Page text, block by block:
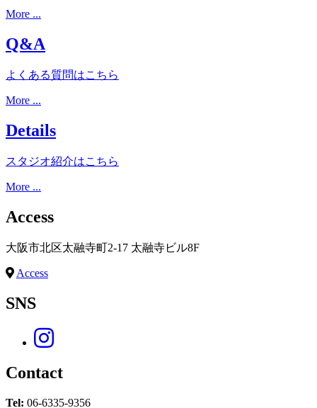
More ...
Q&A
よくある質問はこちら
More ...
Details
スタジオ紹介はこちら
More ...
Access
大阪市北区太融寺町2-17 太融寺ビル8F
Access
SNS
Contact
Tel: 06-6335-9356